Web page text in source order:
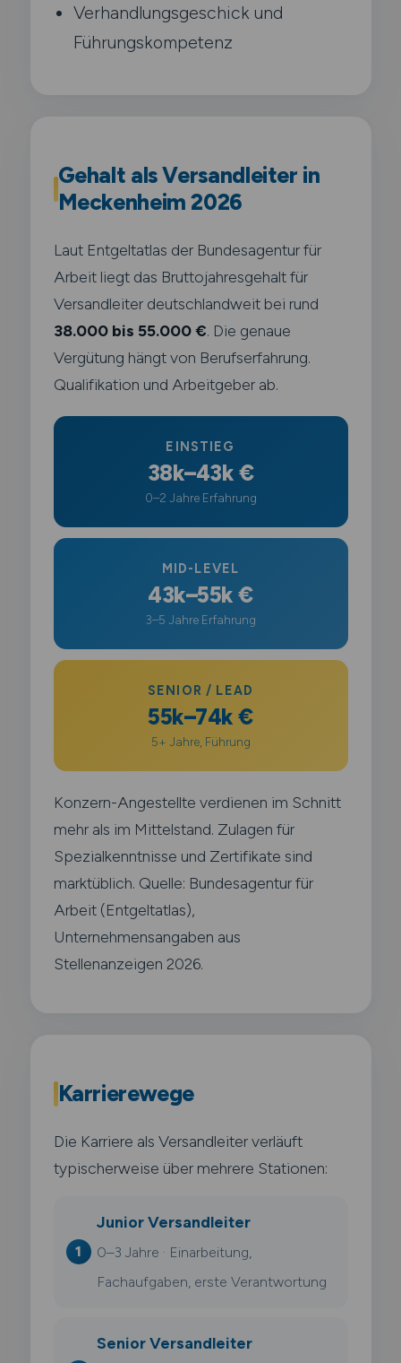
Verhandlungsgeschick und
Führungskompetenz
Gehalt als Versandleiter in
Meckenheim 2026
Laut Entgeltatlas der Bundesagentur für
Arbeit liegt das Bruttojahresgehalt für
Versandleiter deutschlandweit bei rund
38.000 bis 55.000 €. Die genaue
Vergütung hängt von Berufserfahrung.
Qualifikation und Arbeitgeber ab.
EINSTIEG
38k–43k €
0–2 Jahre Erfahrung
MID-LEVEL
43k–55k €
3–5 Jahre Erfahrung
SENIOR / LEAD
55k–74k €
5+ Jahre, Führung
Konzern-Angestellte verdienen im Schnitt
mehr als im Mittelstand. Zulagen für
Spezialkenntnisse und Zertifikate sind
marktüblich. Quelle: Bundesagentur für
Arbeit (Entgeltatlas),
Unternehmensangaben aus
Stellenanzeigen 2026.
Karrierewege
Die Karriere als Versandleiter verläuft
typischerweise über mehrere Stationen:
Junior Versandleiter
0–3 Jahre · Einarbeitung,
Fachaufgaben, erste Verantwortung
Senior Versandleiter